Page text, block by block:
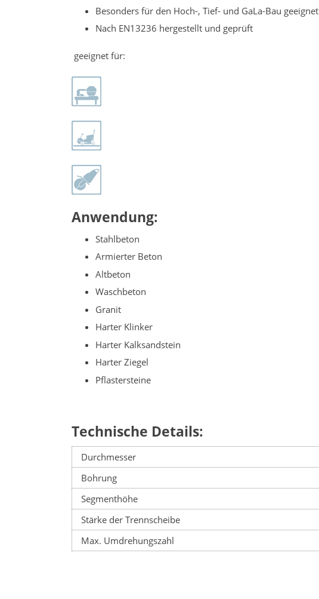
Besonders für den Hoch-, Tief- und GaLa-Bau geeignet
Nach EN13236 hergestellt und geprüft
geeignet für:
Anwendung:
Stahlbeton
Armierter Beton
Altbeton
Waschbeton
Granit
Harter Klinker
Harter Kalksandstein
Harter Ziegel
Pflastersteine
Technische Details:
Durchmesser
Bohrung
Segmenthöhe
Stärke der Trennscheibe
Max. Umdrehungszahl